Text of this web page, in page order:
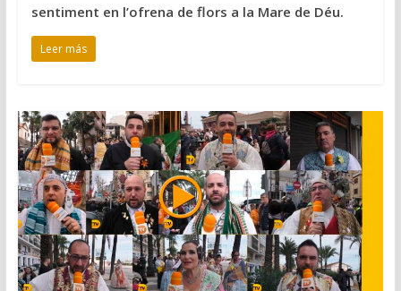
sentiment en l’ofrena de flors a la Mare de Déu.
Leer más